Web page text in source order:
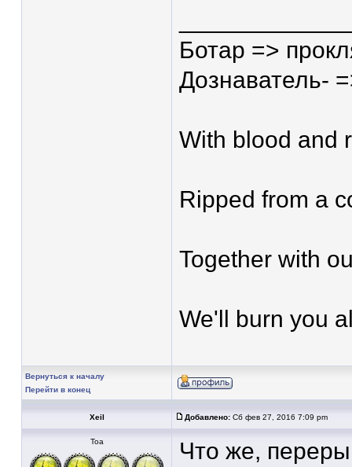
Ботар =>
Дознаватель-
With blood and
Ripped from a
Together with
We'll burn you
Вернуться к началу
Перейти в конец
Xeil Добавлено: Сб фев 27, 2016 7:09 pm
Тоа
Что же,